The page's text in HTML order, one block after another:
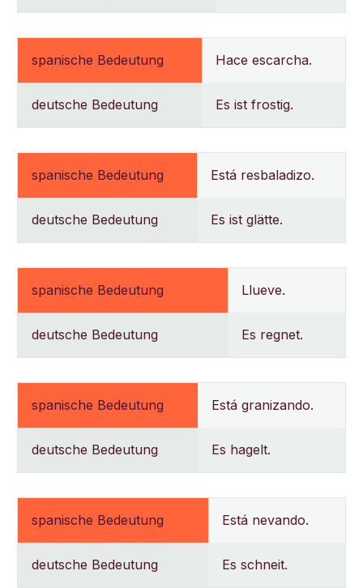
spanische Bedeutung Hace escarcha.
deutsche Bedeutung Es ist frostig.
spanische Bedeutung Está resbaladizo.
deutsche Bedeutung Es ist glätte.
spanische Bedeutung Llueve.
deutsche Bedeutung Es regnet.
spanische Bedeutung Está granizando.
deutsche Bedeutung Es hagelt.
spanische Bedeutung Está nevando.
deutsche Bedeutung Es schneit.